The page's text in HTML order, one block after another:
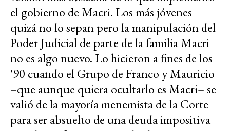
el gobierno de Macri. Los más jóvenes
quizá no lo sepan pero la manipulación del
Poder Judicial de parte de la familia Macri
no es algo nuevo. Lo hicieron a fines de los
'90 cuando el Grupo de Franco y Mauricio
–que aunque quiera ocultarlo es Macri– se
valió de la mayoría menemista de la Corte
para ser absuelto de una deuda impositiva